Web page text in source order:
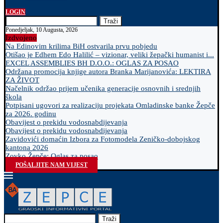
LOGIN
Traži
Ponedjeljak, 10 Augusta, 2026
Izdvojeno
Na Edinovim krilima BiH ostvarila prvu pobjedu
Otišao je Edhem Edo Halilić – vizionar, veliki žepački humanist i...
EXCEL ASSEMBLIES BH D.O.O.: OGLAS ZA POSAO
Održana promocija knjige autora Branka Marijanovića: LEKTIRA
ZA ŽIVOT
Načelnik održao prijem učenika generacije osnovnih i srednjih
škola
Potpisani ugovori za realizaciju projekata Omladinske banke Žepče
za 2026. godinu
Obavijest o prekidu vodosnabdijevanja
Obavijest o prekidu vodosnabdijevanja
Zavidovići domaćin Izbora za Fotomodela Zeničko-dobojskog
kantona 2026
Zovko Žepče: Oglas za posao
POŠALJITE NAM VIJEST
Traži